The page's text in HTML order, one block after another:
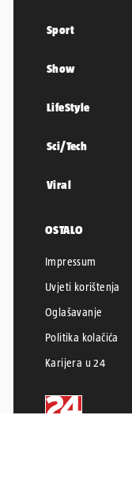
Sport
Show
LifeStyle
Sci/Tech
Viral
OSTALO
Impressum
Uvjeti korištenja
Oglašavanje
Politika kolačića
Karijera u 24